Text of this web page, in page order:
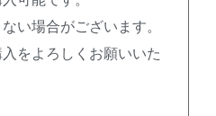
い場合がございます。
をよろしくお願いいた